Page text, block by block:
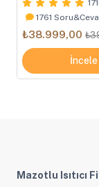
1761
₺38.999,00
İncele
Mazotlu Isıtıcı